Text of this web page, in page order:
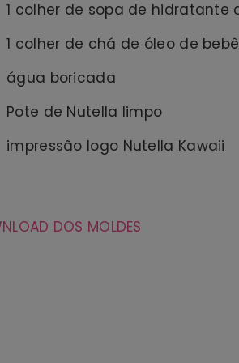
1 colher de sopa de hidratante
1 colher de chá de óleo de bebê
água boricada
Pote de Nutella limpo
impressão logo Nutella Kawaii
DOS MOLDES